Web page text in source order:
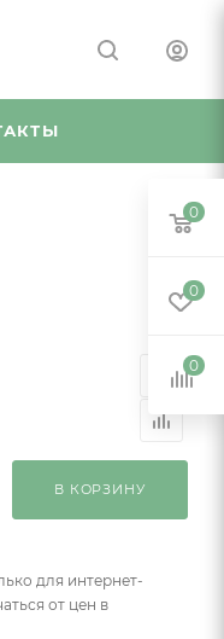
В КОРЗИНУ
для интернет-
от цен в
0
0
0